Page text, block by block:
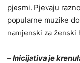
pjesmi. Pjevaju
popularne muzike
namjenski za ženski
–Inicijativa je